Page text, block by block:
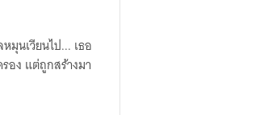
มุนเวียนไป... เธอ
อง แต่ถูกสร้างมา